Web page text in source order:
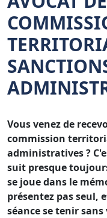
Vous venez de
commission
administratives ?
suit presque
se joue dans le
présentez pas seul,
séance se tenir sans